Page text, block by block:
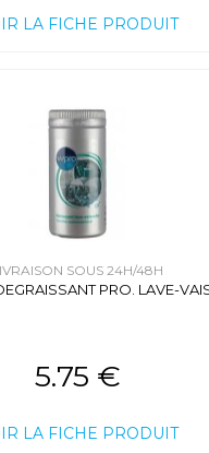
LA FICHE PRODUIT
SOUS 24H/48H
PRO. LAVE-
5.75 €
LA FICHE PRODUIT